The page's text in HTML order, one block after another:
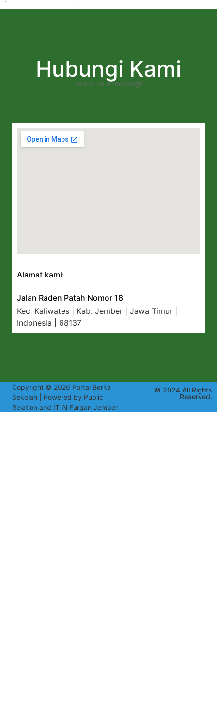
Hubungi Kami
Leave us a message
Alamat kami:
Jalan Raden Patah Nomor 18
Kec. Kaliwates | Kab. Jember | Jawa Timur |
Indonesia | 68137
Copyright © 2026 Portal Berita
Sekolah | Powered by Public
Relation and IT Al Furqan Jember
© 2024 All Rights
Reserved.